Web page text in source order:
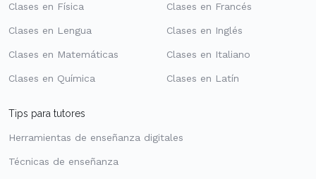
Clases en Física
Clases en Lengua
Clases en Matemáticas
Clases en Química
Clases en Francés
Clases en Inglés
Clases en Italiano
Clases en Latín
Tips para tutores
Herramientas de enseñanza digitales
Técnicas de enseñanza